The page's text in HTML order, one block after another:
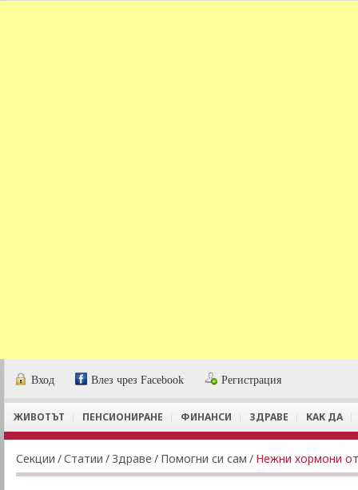
Вход Влез чрез Facebook Регистрация
ЖИВОТЪТ ПЕНСИОНИРАНЕ ФИНАНСИ ЗДРАВЕ КАК ДА
Секции /Статии / Здраве / Помогни си сам / Нежни хормони